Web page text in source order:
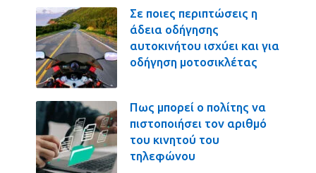
Σε ποιες περιπτώσεις η
άδεια οδήγησης
αυτοκινήτου ισχύει και για
οδήγηση μοτοσικλέτας
Πως μπορεί ο πολίτης να
πιστοποιήσει τον αριθμό
του κινητού του
τηλεφώνου